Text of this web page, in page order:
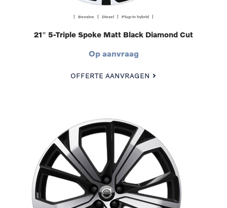
| Benzine | Diesel | Plug-in hybrid |
21″ 5-Triple Spoke Matt Black Diamond Cut
Op aanvraag
OFFERTE AANVRAGEN